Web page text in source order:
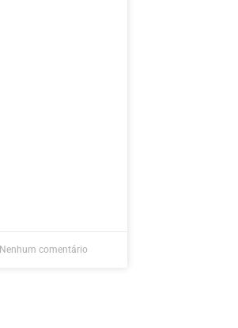
Nenhum comentário